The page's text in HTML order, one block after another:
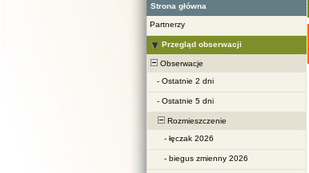
Strona główna
Partnerzy
Przegląd obserwacji
Obserwacje
- Ostatnie 2 dni
- Ostatnie 5 dni
Rozmieszczenie
- łęczak 2026
- biegus zmienny 2026